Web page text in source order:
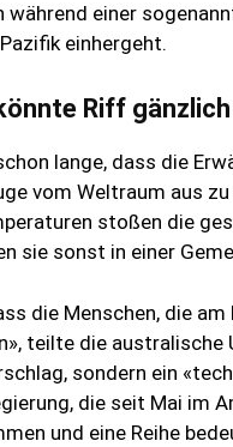
während einer
einhergeht.
Riff
lange, dass die
vom Weltraum aus
stoßen die
sie sonst in einer
die Menschen, die
teilte die
sondern ein
die seit Mai im
und eine Reihe